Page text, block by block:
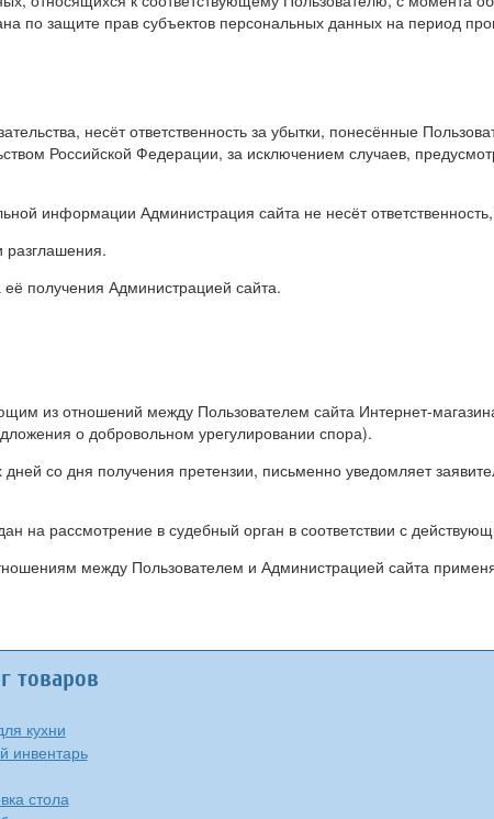
по защите прав субъектов персональных данных на период
несёт ответственность за убытки, понесённые
Российской Федерации, за исключением случаев,
информации Администрация сайта не несёт
получения Администрацией сайта.
из отношений между Пользователем сайта Интернет-
о добровольном урегулировании спора).
со дня получения претензии, письменно уведомляет
на рассмотрение в судебный орган в соответствии с
между Пользователем и Администрацией сайта
товаров
кухни
инвентарь
стола